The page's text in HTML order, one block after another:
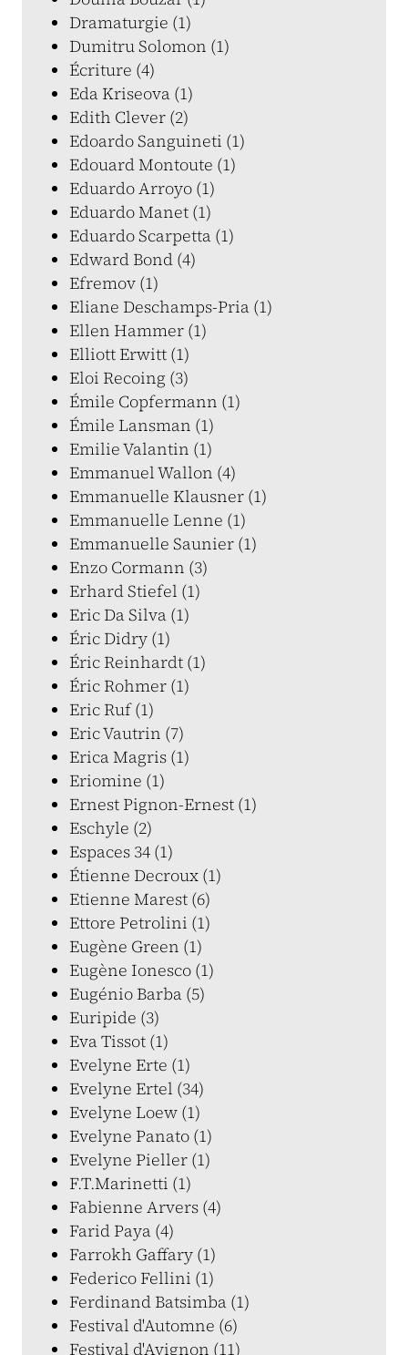
Dramaturgie (1)
Dumitru Solomon (1)
Écriture (4)
Eda Kriseova (1)
Edith Clever (2)
Edoardo Sanguineti (1)
Edouard Montoute (1)
Eduardo Arroyo (1)
Eduardo Manet (1)
Eduardo Scarpetta (1)
Edward Bond (4)
Efremov (1)
Eliane Deschamps-Pria (1)
Ellen Hammer (1)
Elliott Erwitt (1)
Eloi Recoing (3)
Émile Copfermann (1)
Émile Lansman (1)
Emilie Valantin (1)
Emmanuel Wallon (4)
Emmanuelle Klausner (1)
Emmanuelle Lenne (1)
Emmanuelle Saunier (1)
Enzo Cormann (3)
Erhard Stiefel (1)
Eric Da Silva (1)
Éric Didry (1)
Éric Reinhardt (1)
Éric Rohmer (1)
Eric Ruf (1)
Eric Vautrin (7)
Erica Magris (1)
Eriomine (1)
Ernest Pignon-Ernest (1)
Eschyle (2)
Espaces 34 (1)
Étienne Decroux (1)
Etienne Marest (6)
Ettore Petrolini (1)
Eugène Green (1)
Eugène Ionesco (1)
Eugénio Barba (5)
Euripide (3)
Eva Tissot (1)
Evelyne Erte (1)
Evelyne Ertel (34)
Evelyne Loew (1)
Evelyne Panato (1)
Evelyne Pieller (1)
F.T.Marinetti (1)
Fabienne Arvers (4)
Farid Paya (4)
Farrokh Gaffary (1)
Federico Fellini (1)
Ferdinand Batsimba (1)
Festival d'Automne (6)
Festival d'Avignon (11)